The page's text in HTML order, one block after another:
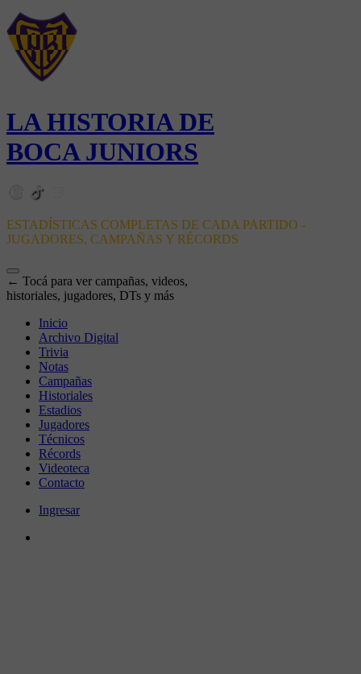
LA HISTORIA DE
BOCA JUNIORS
ESTADÍSTICAS COMPLETAS DE CADA PARTIDO -
JUGADORES, CAMPAÑAS Y RÉCORDS
← Tocá para ver campañas, videos,
historiales, jugadores, DTs y más
Inicio
Archivo Digital
Trivia
Notas
Campañas
Historiales
Estadios
Jugadores
Técnicos
Récords
Videoteca
Contacto
Ingresar